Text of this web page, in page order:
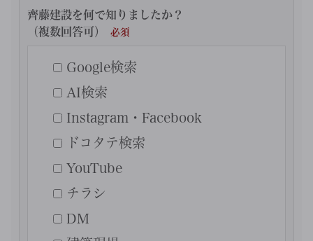
齊藤建設を何で知りましたか？
（複数回答可）
Google検索
AI検索
Instagram・Facebook
ドコタテ検索
YouTube
チラシ
DM